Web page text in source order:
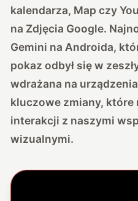
kalendarza, Map czy
na Zdjęcia Google.
Gemini na Androida,
pokaz odbył się w
wdrażana na
kluczowe zmiany,
interakcji z naszymi
wizualnymi.